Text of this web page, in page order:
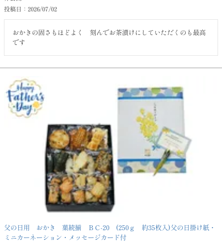
投稿日
2026/07/02
おかきの固さもほどよく　刻んでお茶漬けにしていただくのも最高
です
父の日用 おかき 菓続揃 ＢＣ-20 (250ｇ 約35枚入)父の日掛け紙・
ミニカーネーション・メッセージカード付